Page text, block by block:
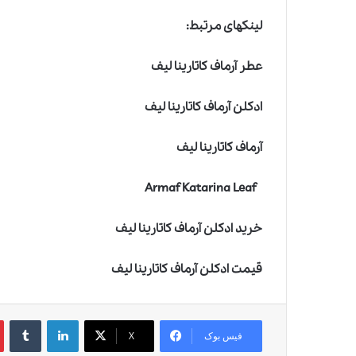
لینکهای مرتبط:
عطر آرماف کاتارینا لیف
ادکلن آرماف کاتارینا لیف
آرماف کاتارینا لیف
Armaf Katarina Leaf
خرید ادکلن آرماف کاتارینا لیف
قیمت ادکلن آرماف کاتارینا لیف
فیس بوک X
لینکدین ‫تامبلر